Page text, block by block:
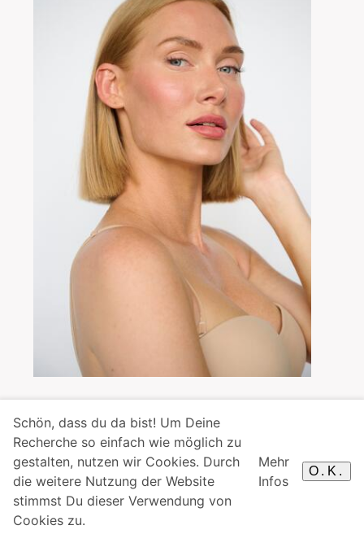
Schön, dass du da bist! Um Deine
Recherche so einfach wie möglich zu
gestalten, nutzen wir Cookies. Durch
die weitere Nutzung der Website
stimmst Du dieser Verwendung von
Cookies zu.
Mehr
Infos
O.K.